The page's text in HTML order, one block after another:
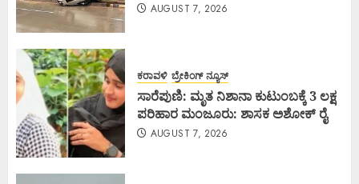
AUGUST 7, 2026
ಕರಾವಳಿ ಬ್ರೇಕಿಂಗ್ ನ್ಯೂಸ್
ಸಾರೆಪುಣಿ: ಮೃತ ನಿಶಾನಾ ಕುಟುಂಬಕ್ಕೆ 3 ಲಕ್ಷ
ಪರಿಹಾರ ಮಂಜೂರು: ಶಾಸಕ ಅಶೋಕ್ ರೈ
AUGUST 7, 2026